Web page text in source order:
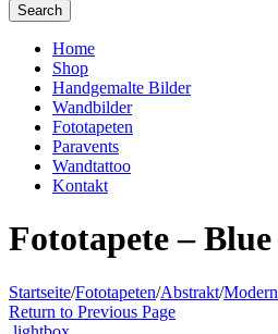
Search
Home
Shop
Handgemalte Bilder
Wandbilder
Fototapeten
Paravents
Wandtattoo
Kontakt
Fototapete –
Startseite/Fototapeten/Abstrakt/Modern
Return to Previous Page